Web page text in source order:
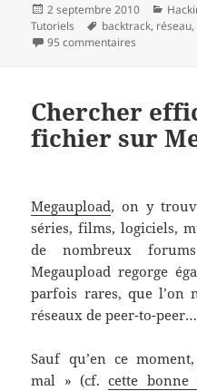
Publié
le
2 septembre 2010
Tutoriels
Mots-
clés
backtrack, réseau,
95 commentaires
Chercher
fichier sur
Megaupload, on y
séries, films, logiciels,
de nombreux
Megaupload regorge
parfois rares, que l’on
réseaux de peer-to-peer…
Sauf qu’en ce
mal » (cf.cette